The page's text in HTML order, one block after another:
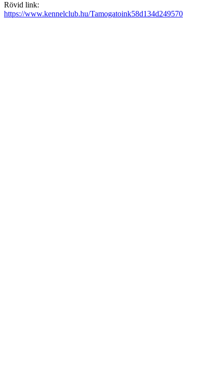
Rövid link:
https://www.kennelclub.hu/Tamogatoink58d134d249570